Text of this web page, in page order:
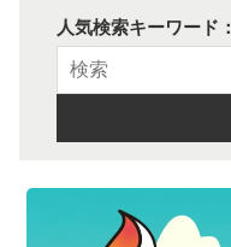
人気検索キーワード：